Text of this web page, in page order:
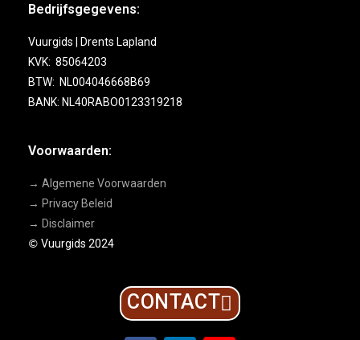
Bedrijfsgegevens:
Vuurgids | Drents Lapland
KVK: 85064203
BTW: NL004046668B69
BANK: NL40RABO0123319218
Voorwaarden:
→ Algemene Voorwaarden
→ Privacy Beleid
→ Disclaimer
© Vuurgids 2024
CONTACT